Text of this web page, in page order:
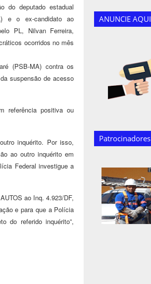
do deputado estadual
e o ex-candidato ao
PL, Nilvan Ferreira,
ocorridos no mês
(PSB-MA) contra os
suspensão de acesso
referência positiva ou
inquérito. Por isso,
ao outro inquérito em
Federal investigue a
ao Inq. 4.923/DF,
e para que a Polícia
do referido inquérito”,
ANUNCIE AQUI
Patrocinadores